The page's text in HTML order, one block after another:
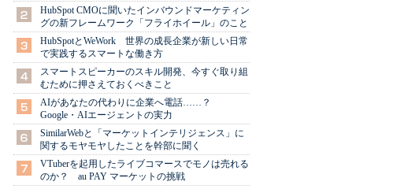
HubSpot CMOに聞いたインバウンドマーケティン
グの新フレームワーク「フライホイール」のこと
HubSpotとWeWork 世界の成長企業が新しい日常
で実践するスマートな働き方
スマートスピーカーのスキル開発、今すぐ取り組
むために押さえておくべきこと
AIがあなたの代わりに企業へ電話……？
Google・AIエージェントの実力
SimilarWebと「マーケットインテリジェンス」に
関するモヤモヤしたことを幹部に聞く
VTuberを起用したライブコマースでモノは売れる
のか？ au PAY マーケットの挑戦